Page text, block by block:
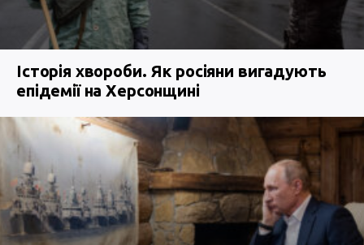
Історія хвороби. Як росіяни вигадують
епідемії на Херсонщині